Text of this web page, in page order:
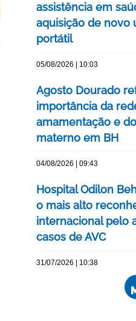
assistência em
aquisição de novo
portátil
05/08/2026 | 10:03
Agosto Dourado
importância da
amamentação e
materno em BH
04/08/2026 | 09:43
Hospital Odilon
o mais alto
internacional pelo
casos de AVC
31/07/2026 | 10:38